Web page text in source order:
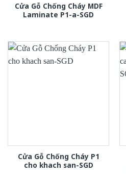
Cửa Gỗ Chống Cháy MDF
Laminate P1-a-SGD
Cửa Gỗ Chống Cháy P1
cho khach san-SGD